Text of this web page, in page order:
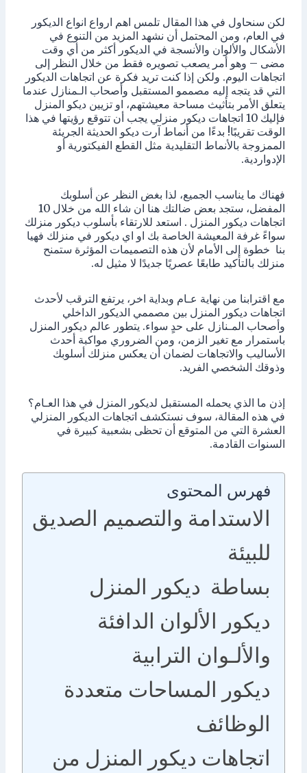
لكن سنحاول في هذا المقال تلمس اهم ارواع انواع الديكور
في العام، ومن المحتمل أن نشهد المزيد من التنوع في
الأشكال والألوان والأنسجة في الديكور أكثر من أي وقت
مضى – وهو أمر يصعب تصويره فقط من خلال النظر إلى
اتجاهات اليوم. ولكن إذا كنت تريد فكرة عن اتجاهات الديكور
التي قد يتجه إليه مصممو المستقبل وأصحاب الـمنازل عندما
يتعلق الأمر بتأثيث مساحة معيشتهم، او تزيين ديكو المنزل
فإليك 10 اتجاهات ديكور منزلي يجب أن تتوقع رؤيتها في هذا
الوقت تقريبًا! بدءًا من أنماط آرت ديكو الحديثة الجريئة
الممزوجة بالأنماط التقليدية مثل القطع الفيكتورية أو
الإدواردية.
فهناك ما يناسب الجميع، لذا بغض النظر عن أسلوبك
المفضل، ستجد بعض ضالتك هنا ان شاء الله من خلال 10
اتجاهات ديكور المنزل . استعد للارتقاء بأسلوب ديكور منزلك
سواءً غرفة المعيشة الخاصة بك او اي ديكور في منزلك فهيا
بنا خطوة إلى الأمام لأن هذه التصميمات المؤثرة ستمنح
منزلك بالتأكيد طابعًا عصريًا جديدًا لا مثيل له.
مع اقترابنا من نهاية عـام وبداية اخر، يرتفع الترقب لأحدث
اتجاهات ديكور المنزل بين مصممي الديكور الداخلي
وأصحاب المـنازل على حدٍ سواء. يتطور عالم ديكور المنزل
باستمرار مع تغير الزمن، ومن الضروري مواكبة أحدث
الأساليب والاتجاهات لضمان أن يعكس منزلك أسلوبك
وذوقك الشخصي الفريد.
إذن ما الذي يحمله المستقبل لديكور المنزل في هذا العـام؟
في هذه المقالة، سوف نستكشف اتجاهات الديكور المنزلي
العشرة التي من المتوقع أن تحظى بشعبية كبيرة في
السنوات القادمة.
فهرس المحتوى
الاستدامة والتصميم الصديق
للبيئة
بساطة ديكور المنزل
ديكور الألوان الدافئة
والألـوان الترابية
ديكور المساحات متعددة
الوظائف
اتجاهات ديكور المنزل من